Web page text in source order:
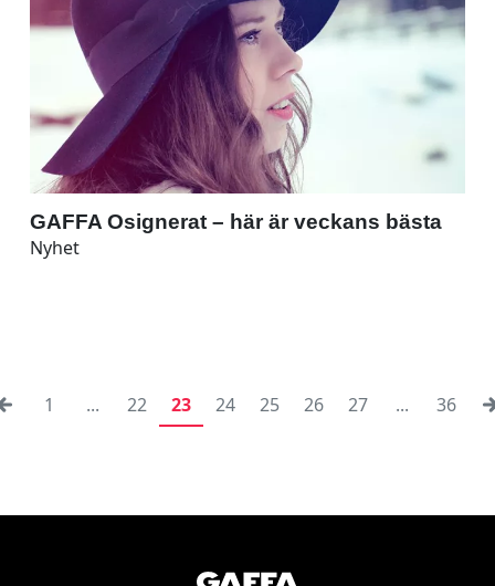
GAFFA Osignerat – här är veckans bästa
Nyhet
1 ... 22 23 24 25 26 27 ... 36